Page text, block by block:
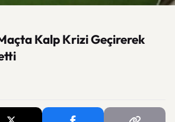
Kalp Krizi Geçirerek